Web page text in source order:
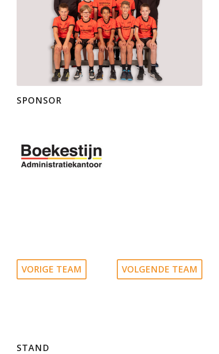
SPONSOR
VORIGE TEAM VOLGENDE TEAM
STAND